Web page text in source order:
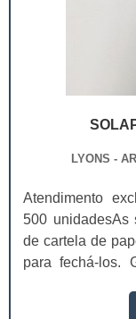
LYONS -
Atendimento
500 unidadesAs
de cartela de
para fechá-los.